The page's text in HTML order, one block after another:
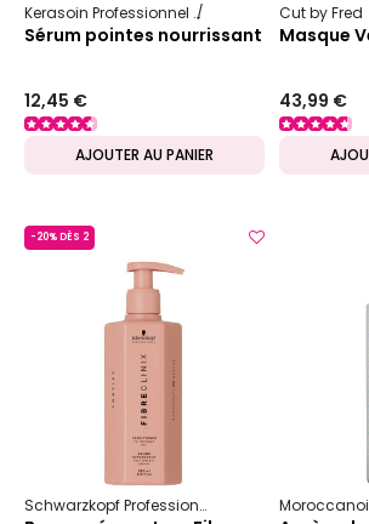
Kerasoin Professionnel Shampooing et soin
Sérum pointes nourrissant
12,45 €
AJOUTER AU PANIER
Cut by Fred
Masque
43,99 €
-20% DÈS 2
Schwarzkopf Professional Fibre clinix